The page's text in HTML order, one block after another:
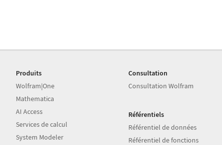
Produits
Wolfram|One
Mathematica
AI Access
Services de calcul
System Modeler
Consultation
Consultation Wolfram
Référentiels
Référentiel de données
Référentiel de fonctions